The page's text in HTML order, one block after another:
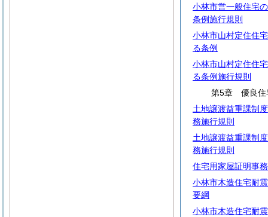
小林市営一般住宅
条例施行規則
小林市山村定住住
る条例
小林市山村定住住
る条例施行規則
第5章 優良住
土地譲渡益重課制
務施行規則
土地譲渡益重課制
務施行規則
住宅用家屋証明事
小林市木造住宅耐
要綱
小林市木造住宅耐